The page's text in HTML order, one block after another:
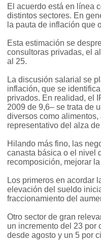
El acuerdo está en línea
distintos sectores. En
la pauta de inflación que
Esta estimación se
consultoras privadas, el
al 25.
La discusión salarial se
inflación, que se
privados. En realidad, el
2009 de 9,6– se trata de
diversos como
representativo del alza
Hilando más fino, las
canasta básica o el nivel
recomposición, mejorar
Los primeros en acordar
elevación del sueldo
fraccionamiento del
Otro sector de gran
un incremento del 23 por
desde agosto y un 5 por